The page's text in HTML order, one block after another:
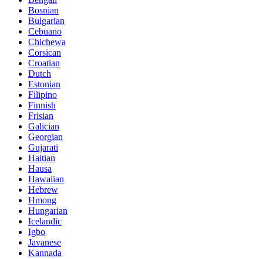
Bosnian
Bulgarian
Cebuano
Chichewa
Corsican
Croatian
Dutch
Estonian
Filipino
Finnish
Frisian
Galician
Georgian
Gujarati
Haitian
Hausa
Hawaiian
Hebrew
Hmong
Hungarian
Icelandic
Igbo
Javanese
Kannada